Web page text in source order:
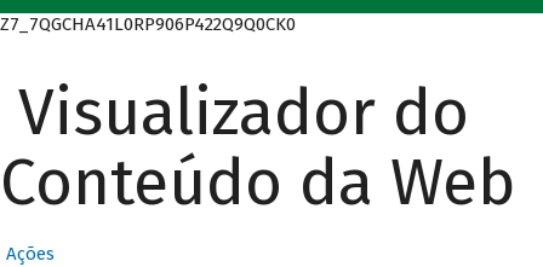
Z7_7QGCHA41L0RP906P422Q9Q0CK0
Visualizador do
Conteúdo da Web
Ações